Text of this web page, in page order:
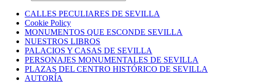
CALLES PECULIARES DE SEVILLA
Cookie Policy
MONUMENTOS QUE ESCONDE SEVILLA
NUESTROS LIBROS
PALACIOS Y CASAS DE SEVILLA
PERSONAJES MONUMENTALES DE SEVILLA
PLAZAS DEL CENTRO HISTÓRICO DE SEVILLA
AUTORÍA